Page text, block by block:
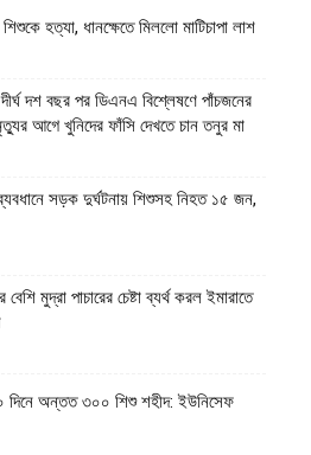
হত্যা, ধানক্ষেতে মিললো মাটিচাপা লাশ
দশ বছর পর ডিএনএ বিশ্লেষণে পাঁচজনের
আগে খুনিদের ফাঁসি দেখতে চান তনুর মা
সড়ক দুর্ঘটনায় শিশুসহ নিহত ১৫ জন,
মুদ্রা পাচারের চেষ্টা ব্যর্থ করল ইমারাতে
দিনে অন্তত ৩০০ শিশু শহীদ: ইউনিসেফ